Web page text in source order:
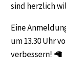
sind herzlich
Eine
um 13.30 Uhr
verbessern! 🦙